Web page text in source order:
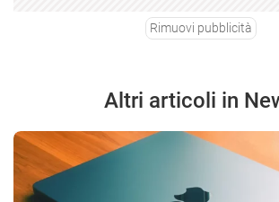
Rimuovi pubblicità
Altri articoli in